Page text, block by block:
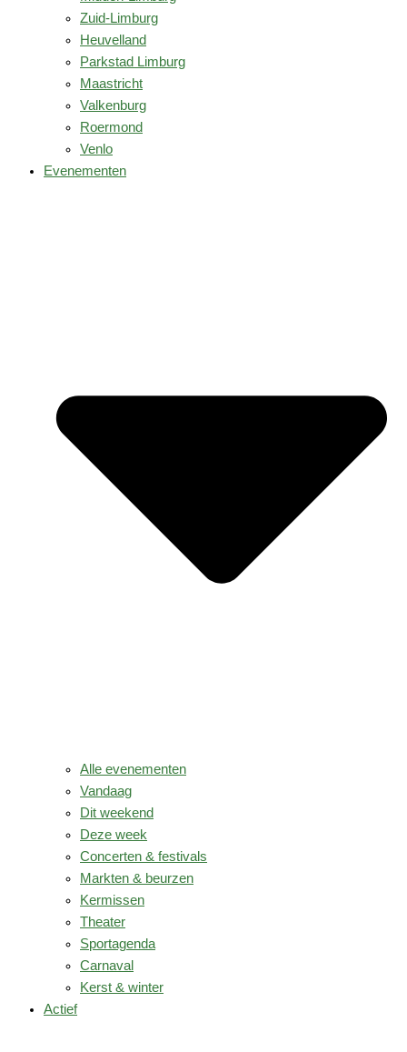
Zuid-Limburg
Heuvelland
Parkstad Limburg
Maastricht
Valkenburg
Roermond
Venlo
Evenementen
Alle evenementen
Vandaag
Dit weekend
Deze week
Concerten & festivals
Markten & beurzen
Kermissen
Theater
Sportagenda
Carnaval
Kerst & winter
Actief